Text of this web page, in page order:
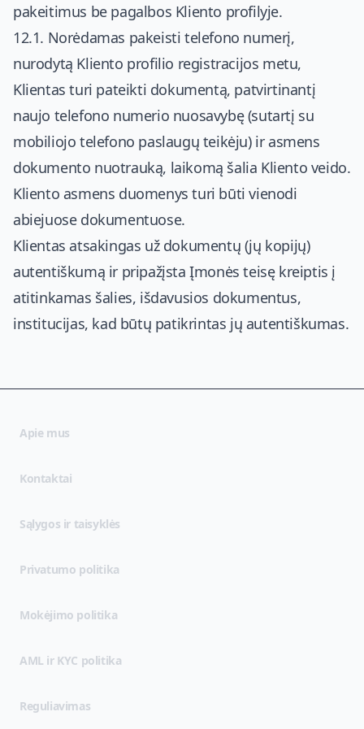
pakeitimus be pagalbos Kliento profilyje.
12.1. Norėdamas pakeisti telefono numerį,
nurodytą Kliento profilio registracijos metu,
Klientas turi pateikti dokumentą, patvirtinantį
naujo telefono numerio nuosavybę (sutartį su
mobiliojo telefono paslaugų teikėju) ir asmens
dokumento nuotrauką, laikomą šalia Kliento veido.
Kliento asmens duomenys turi būti vienodi
abiejuose dokumentuose.
Klientas atsakingas už dokumentų (jų kopijų)
autentiškumą ir pripažįsta Įmonės teisę kreiptis į
atitinkamas šalies, išdavusios dokumentus,
institucijas, kad būtų patikrintas jų autentiškumas.
Apie mus
Kontaktai
Sąlygos ir taisyklės
Privatumo politika(opens in new tab)
Mokėjimo politika
AML ir KYC politika
Reguliavimas